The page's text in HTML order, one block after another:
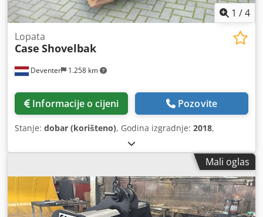
1 /4
Deventer 1.258 km
Lopata
Case Shovelbak
Informacije o cijeni Pozovite
Stanje: dobar (korišteno), Godina izgradnje: 2018,
Mali oglas